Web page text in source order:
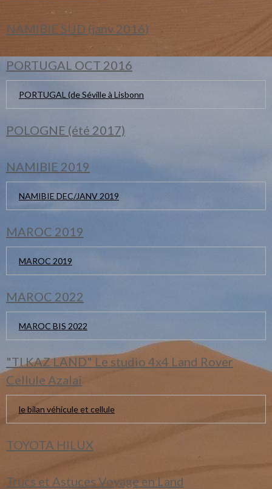
NAMIBIE SUD (janv 2016)
PORTUGAL OCT 2016
PORTUGAL (de Séville à Lisbonn
POLOGNE (été 2017)
NAMIBIE 2019
NAMIBIE DEC/JANV 2019
MAROC 2019
MAROC 2019
MAROC 2022
MAROC BIS 2022
"TI KAZ LAND" Le studio 4x4 Land Rover
Cellule Azalai
le bilan véhicule et cellule
TOYOTA HILUX
Trucs et Astuces Voyage en Land